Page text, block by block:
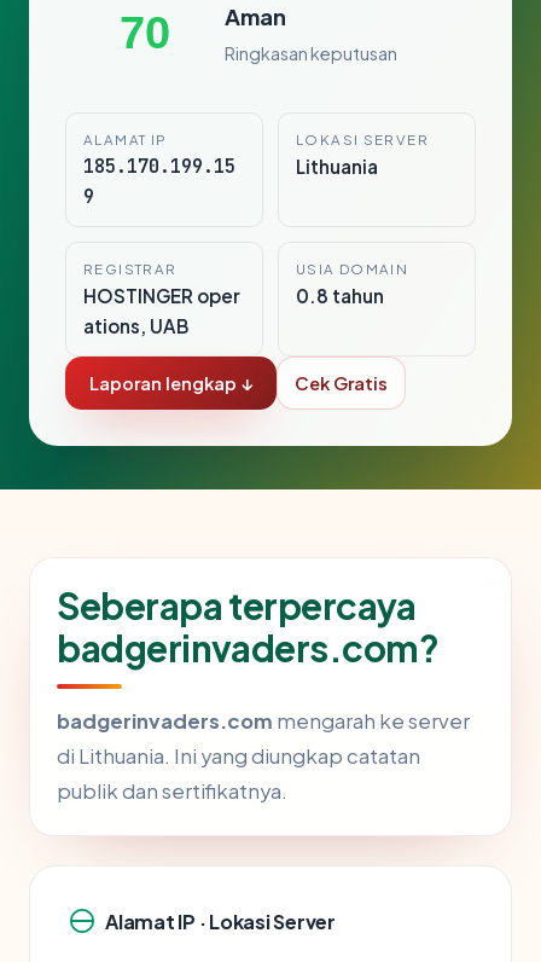
70 Aman
Ringkasan keputusan
ALAMAT IP
185.170.199.15
9
LOKASI SERVER
Lithuania
REGISTRAR
HOSTINGER oper
ations, UAB
USIA DOMAIN
0.8 tahun
Laporan lengkap ↓ Cek Gratis
Seberapa terpercaya
badgerinvaders.com?
badgerinvaders.com mengarah ke server
di Lithuania. Ini yang diungkap catatan
publik dan sertifikatnya.
Alamat IP · Lokasi Server